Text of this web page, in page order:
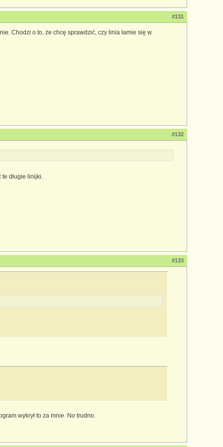
#131
Chodzi o to, że chcę sprawdzić, czy linia łamie się w
#132
długie linijki.
#133
wykrył to za mnie. No trudno.